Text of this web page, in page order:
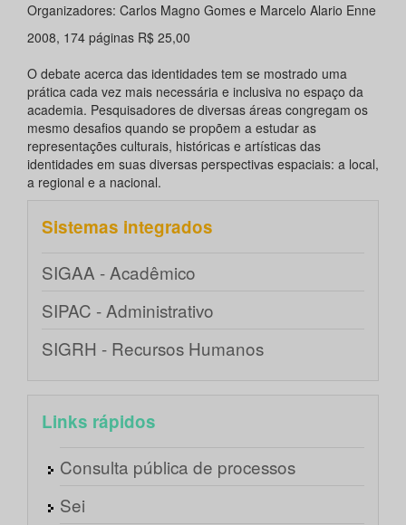
Organizadores: Carlos Magno Gomes e Marcelo Alario Enne
2008, 174 páginas R$ 25,00
O debate acerca das identidades tem se mostrado uma
prática cada vez mais necessária e inclusiva no espaço da
academia. Pesquisadores de diversas áreas congregam os
mesmo desafios quando se propõem a estudar as
representações culturais, históricas e artísticas das
identidades em suas diversas perspectivas espaciais: a local,
a regional e a nacional.
Sistemas integrados
SIGAA - Acadêmico
SIPAC - Administrativo
SIGRH - Recursos Humanos
Links rápidos
Consulta pública de processos
Sei